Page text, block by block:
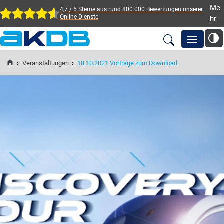
4,7 / 5 Sterne aus rund 800.000 Bewertungen unserer
Online-Dienste
Me
hr
AKDB Anstalt für
Kommunale
Datenverarbeitung in
Newsroom
Fortbildung
Service
› Veranstaltungen › 18.10.2021 Vorträge zum Download